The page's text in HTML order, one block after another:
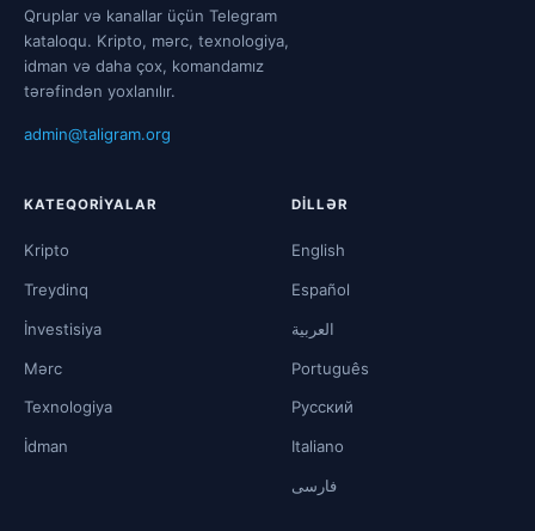
Qruplar və kanallar üçün Telegram
kataloqu. Kripto, mərc, texnologiya,
idman və daha çox, komandamız
tərəfindən yoxlanılır.
admin@taligram.org
KATEQORIYALAR
Kripto
Treydinq
İnvestisiya
Mərc
Texnologiya
İdman
DILLƏR
English
Español
العربية
Português
Русский
Italiano
فارسی